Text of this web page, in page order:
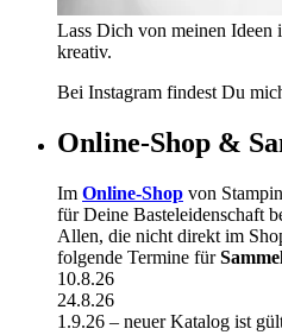
Lass Dich von meinen Ideen
kreativ.
Bei Instagram findest Du
Online-Shop &
Im Online-Shop von
für Deine Basteleidenschaft
Allen, die nicht direkt im
folgende Termine für
10.8.26
24.8.26
1.9.26 – neuer Katalog ist